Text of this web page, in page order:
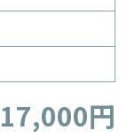
17,000円